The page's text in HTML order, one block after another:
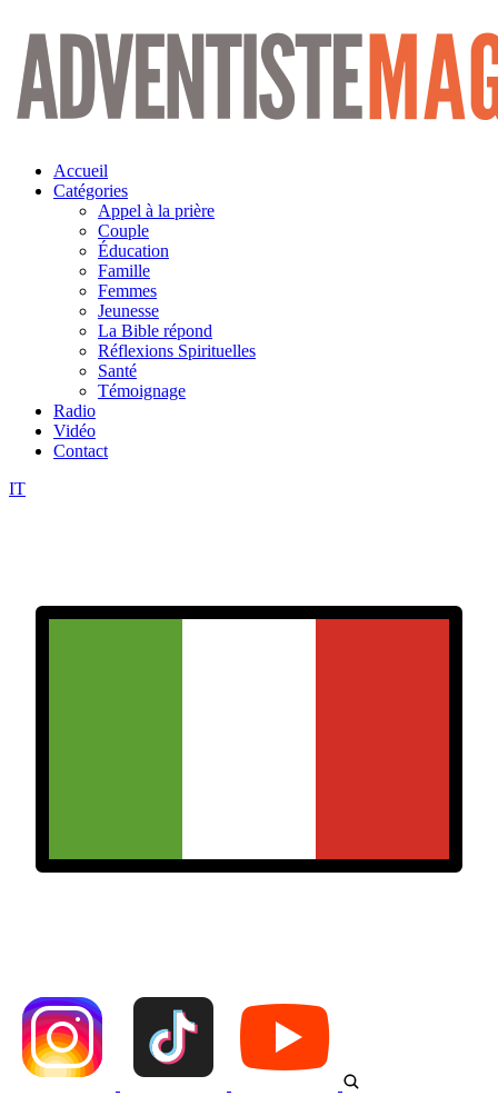
Aller
contenu
Accueil
Catégories
Appel à la prière
Couple
Éducation
Famille
Femmes
Jeunesse
La Bible répond
Réflexions Spirituelles
Santé
Témoignage
Radio
Vidéo
Contact
IT